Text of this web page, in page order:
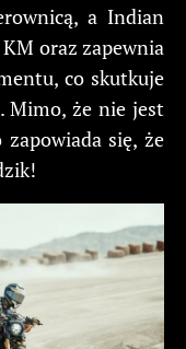
a Indian
oraz zapewnia
co skutkuje
Mimo, że nie jest
się, że